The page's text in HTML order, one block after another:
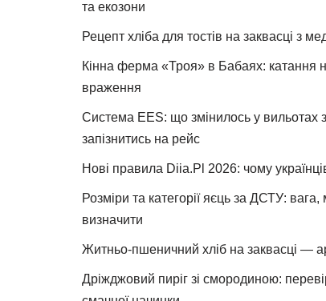
та екозони
Рецепт хліба для тостів на заквасці з
Кінна ферма «Троя» в Бабаях: катання
враження
Система EES: що змінилось у вильотах
запізнитись на рейс
Нові правила Diia.Pl 2026: чому
Розміри та категорії яєць за ДСТУ:
визначити
Житньо-пшеничний хліб на заквасці —
Дріжджовий пиріг зі смородиною: